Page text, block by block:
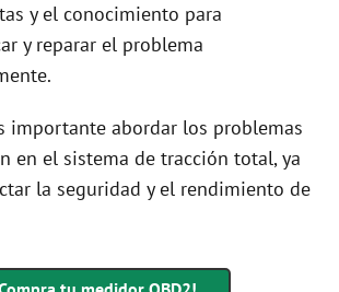
y el conocimiento para
y reparar el problema
importante abordar los problemas
en el sistema de tracción total, ya
la seguridad y el rendimiento de